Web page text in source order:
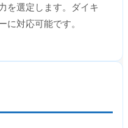
を選定します。ダイキ
に対応可能です。